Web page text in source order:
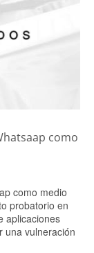
como
como medio
probatorio en
aplicaciones
una vulneración